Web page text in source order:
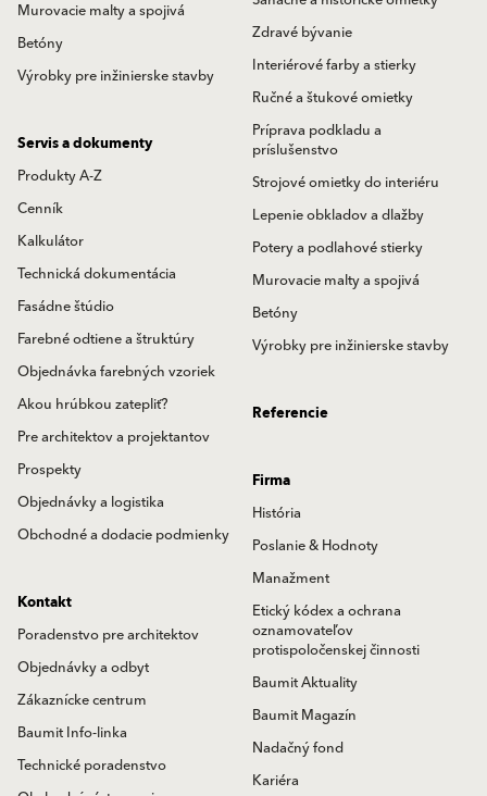
Murovacie malty a spojivá
Betóny
Výrobky pre inžinierske stavby
Zdravé bývanie
Interiérové farby a stierky
Ručné a štukové omietky
Príprava podkladu a
príslušenstvo
Strojové omietky do interiéru
Lepenie obkladov a dlažby
Potery a podlahové stierky
Murovacie malty a spojivá
Betóny
Výrobky pre inžinierske stavby
Servis a dokumenty
Produkty A-Z
Cenník
Kalkulátor
Technická dokumentácia
Fasádne štúdio
Farebné odtiene a štruktúry
Objednávka farebných vzoriek
Akou hrúbkou zatepliť?
Pre architektov a projektantov
Prospekty
Objednávky a logistika
Obchodné a dodacie podmienky
Referencie
Firma
História
Poslanie & Hodnoty
Manažment
Etický kódex a ochrana
oznamovateľov
protispoločenskej činnosti
Baumit Aktuality
Baumit Magazín
Nadačný fond
Kariéra
Kontakt
Poradenstvo pre architektov
Objednávky a odbyt
Zákaznícke centrum
Baumit Info-linka
Technické poradenstvo